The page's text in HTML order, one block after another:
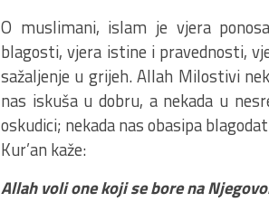
O muslimani, islam je vjera
blagosti, vjera istine i pravednosti,
sažaljenje u grijeh. Allah Milostivi
nas iskuša u dobru, a nekada u
oskudici; nekada nas obasipa
Kur’an kaže:
Allah voli one koji se bore na